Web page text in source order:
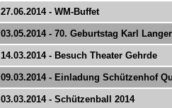
27.06.2014 - WM-Buffet
03.05.2014 - 70. Geburtstag Karl Langer
14.03.2014 - Besuch Theater Gehrde
09.03.2014 - Einladung Schützenhof
03.03.2014 - Schützenball 2014